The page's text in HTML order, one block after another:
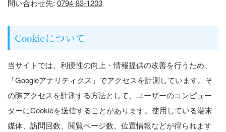
問い合わせ先: 0794-83-1203
Cookieについて
当サイトでは、利便性の向上・情報提供の改善を行うため、
「Googleアナリティクス」でアクセスを計測しています。そ
の際アクセスを計測する方法として、ユーザーのコンピュー
ターにCookieを送信することがあります。使用している端末
媒体、訪問回数、閲覧ページ数、位置情報などが得られます